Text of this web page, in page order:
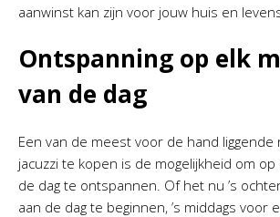
aanwinst kan zijn voor jouw huis en
Ontspanning op elk
van de dag
Een van de meest voor de hand
jacuzzi te kopen is de mogelijkheid om
de dag te ontspannen. Of het nu ’s
aan de dag te beginnen, ’s middags voor